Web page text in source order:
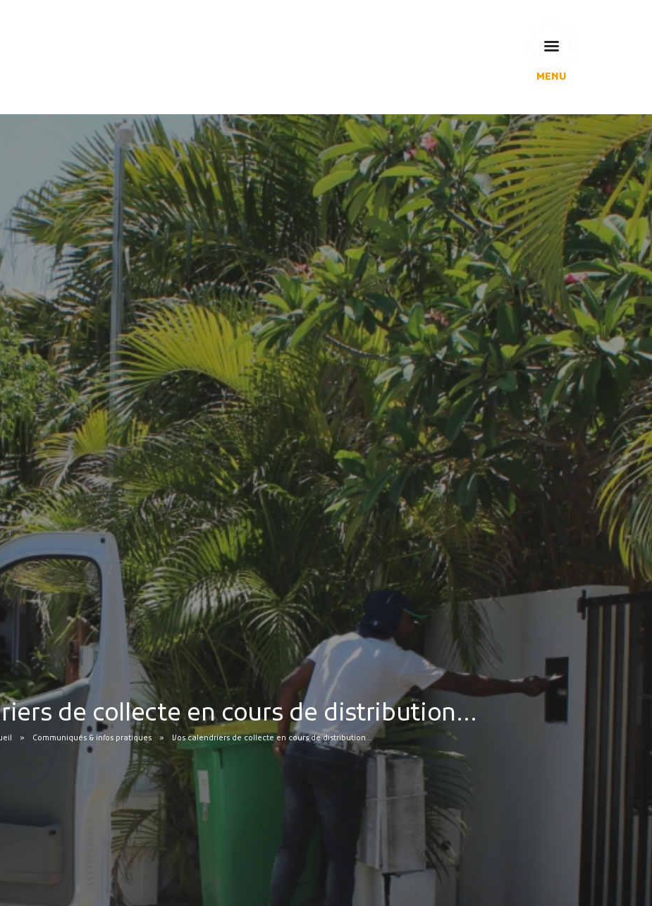
MENU
Espace Habitant
Espace Pro
Espace Pédagogique
RECHERCHE
CALENDRIERS DE COLLECTE
MES DÉMARCHES
Publicité des actes
Marchés publics
Projets financés par l'Europe
Plans d'accès
de collecte en cours de distribution…
Communiqués & infos pratiques Vos calendriers de collecte en cours de distribution…